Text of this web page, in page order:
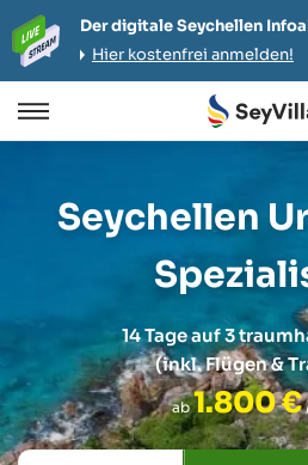
Der digitale Seychellen
Hier kostenfrei anmelden!
Seychellen
14 Tage auf 3
(inkl. Flügen &
ab 1.800 €